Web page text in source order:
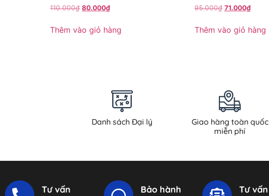
110.000₫ 80.000₫
Thêm vào giỏ hàng
95.000₫ 71.000₫
Thêm vào giỏ hàng
Danh sách Đại lý
Giao hàng toàn quốc
miễn phí
Tư vấn Bảo hành Tư vấn